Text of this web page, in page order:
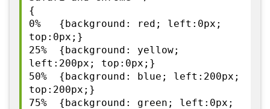
{
0% {background: red; left:0px;
top:0px;}
25% {background: yellow;
left:200px; top:0px;}
50% {background: blue; left:200px;
top:200px;}
75% {background: green; left:0px;